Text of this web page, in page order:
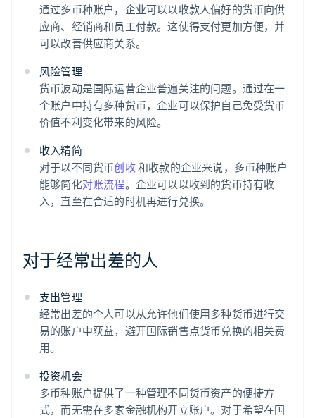
通过多币种账户，企业可以以收款人偏好的货币向供
应商、经销商和员工付款。这使得支付更加方便，并
可以改善供应商关系。
风险管理
货币波动是国际运营企业普遍关注的问题。通过在一
个账户中持有多种货币，企业可以保护自己免受货币
价值不利变化带来的风险。
收入精简
对于以不同货币创收和收款的企业来说，多币种账户
能够简化对账流程。企业可以以收到的货币持有收
入，直至在合适的时机再进行兑换。
对于经常出差的人
支出管理
经常出差的个人可以从允许他们使用多种货币进行交
易的账户中获益，避开国际销售点货币兑换的相关费
用。
投资机会
多币种账户提供了一种管理不同货币资产的便捷方
式，而无需在多家金融机构开立账户。对于希望在国